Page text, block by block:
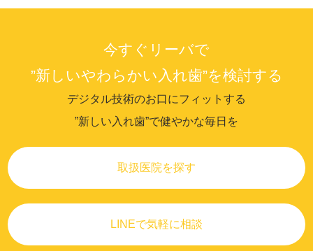
今すぐリーバで
”新しいやわらかい入れ歯”を検討する
デジタル技術のお口にフィットする
”新しい入れ歯”で健やかな毎日を
取扱医院を探す
LINEで気軽に相談